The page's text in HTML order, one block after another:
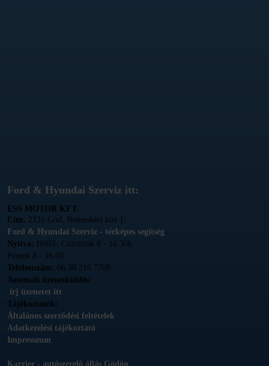
Ford & Hyundai Szerviz itt:
ESS MOTOR KFT.
Cím: 2131 Göd, Nemeskéri köz 1.
Ford & Hyundai Szerviz - térképes segítség
Nyitva: Hétfő- Csütörtök 8 - 16.30h
Péntek 8 - 16.00
Telefonszám: 06 30 216 7708
Azonnali üzenetküldés:
írj üzenetet itt
Tájékoztatók:
Általános szerződési feltételek
Adatkezelési tájékoztató
Impresszum
Karrier - autószerelő állás Gödön